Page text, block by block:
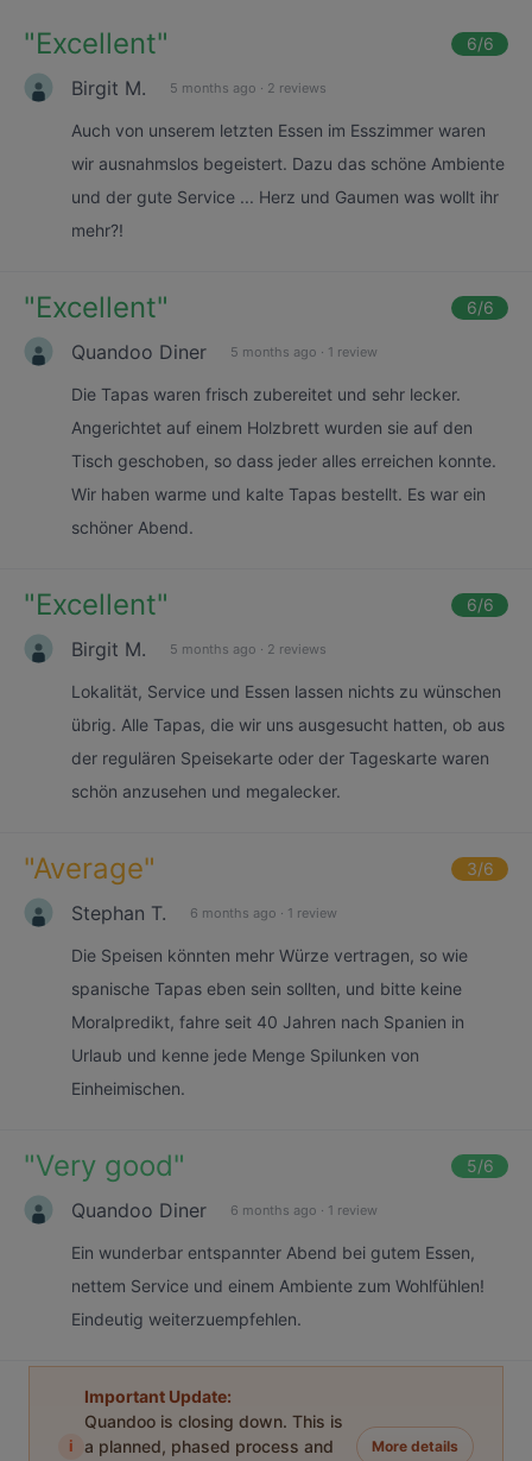
"Excellent" 6/6
Birgit M. 5 months ago · 2 reviews
Auch von unserem letzten Essen im Esszimmer waren
wir ausnahmslos begeistert. Dazu das schöne Ambiente
und der gute Service ... Herz und Gaumen was wollt ihr
mehr?!
"Excellent" 6/6
Quandoo Diner 5 months ago · 1 review
Die Tapas waren frisch zubereitet und sehr lecker.
Angerichtet auf einem Holzbrett wurden sie auf den
Tisch geschoben, so dass jeder alles erreichen konnte.
Wir haben warme und kalte Tapas bestellt. Es war ein
schöner Abend.
"Excellent" 6/6
Birgit M. 5 months ago · 2 reviews
Lokalität, Service und Essen lassen nichts zu wünschen
übrig. Alle Tapas, die wir uns ausgesucht hatten, ob aus
der regulären Speisekarte oder der Tageskarte waren
schön anzusehen und megalecker.
"Average" 3/6
Stephan T. 6 months ago · 1 review
Die Speisen könnten mehr Würze vertragen, so wie
spanische Tapas eben sein sollten, und bitte keine
Moralpredikt, fahre seit 40 Jahren nach Spanien in
Urlaub und kenne jede Menge Spilunken von
Einheimischen.
"Very good" 5/6
Quandoo Diner 6 months ago · 1 review
Ein wunderbar entspannter Abend bei gutem Essen,
nettem Service und einem Ambiente zum Wohlfühlen!
Eindeutig weiterzuempfehlen.
i
Important Update:
Quandoo is closing down. This is
a planned, phased process and
More details